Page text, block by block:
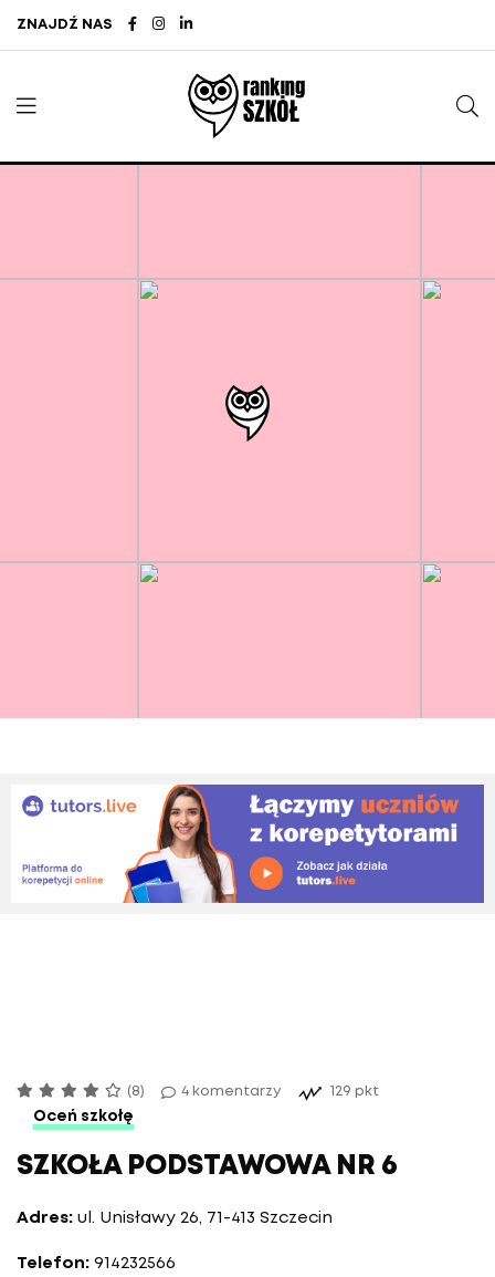
ZNAJDŹ NAS
(8) 4 komentarzy 129 pkt
Oceń szkołę
SZKOŁA PODSTAWOWA NR 6
Adres: ul. Unisławy 26, 71-413 Szczecin
Telefon: 914232566